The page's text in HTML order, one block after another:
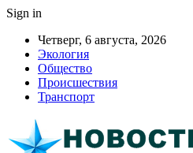
Sign in
Четверг, 6 августа, 2026
Экология
Общество
Происшествия
Транспорт